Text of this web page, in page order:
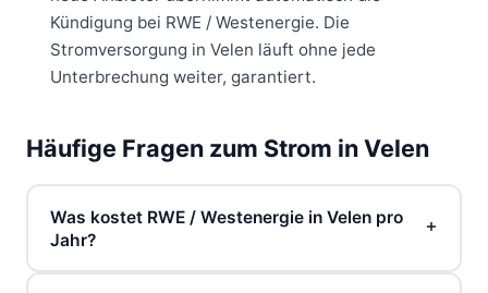
Kündigung bei RWE / Westenergie. Die
Stromversorgung in Velen läuft ohne jede
Unterbrechung weiter, garantiert.
Häufige Fragen zum Strom in Velen
Was kostet RWE / Westenergie in Velen pro
Jahr?